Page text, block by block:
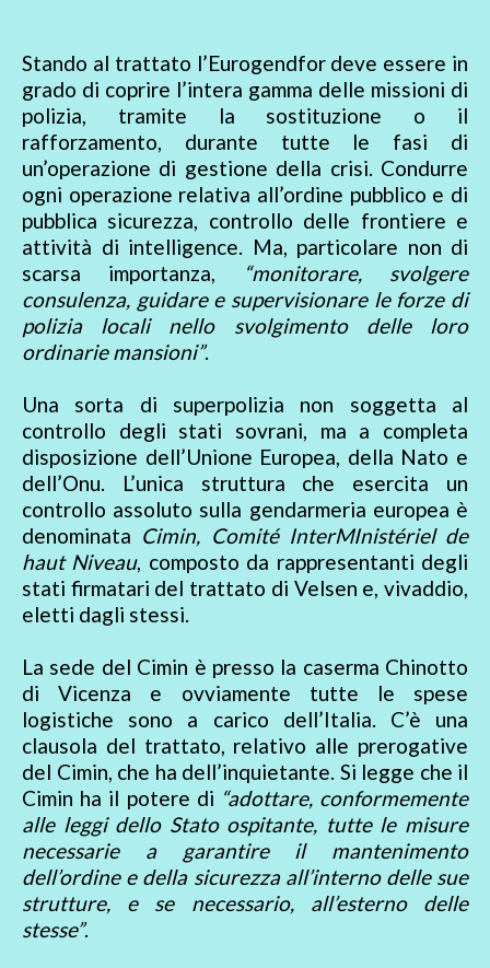
Stando al trattato l’Eurogendfor deve essere in
grado di coprire l’intera gamma delle missioni di
polizia, tramite la sostituzione o il
rafforzamento, durante tutte le fasi di
un’operazione di gestione della crisi. Condurre
ogni operazione relativa all’ordine pubblico e di
pubblica sicurezza, controllo delle frontiere e
attività di intelligence. Ma, particolare non di
scarsa importanza,
“monitorare, svolgere
consulenza, guidare e supervisionare le forze di
polizia locali nello svolgimento delle loro
ordinarie mansioni”.
Una sorta di superpolizia non soggetta al
controllo degli stati sovrani, ma a completa
disposizione dell’Unione Europea, della Nato e
dell’Onu. L’unica struttura che esercita un
controllo assoluto sulla gendarmeria europea è
denominata Cimin, Comité InterMInistériel de
haut Niveau, composto da rappresentanti degli
stati firmatari del trattato di Velsen e, vivaddio,
eletti dagli stessi.
La sede del Cimin è presso la caserma Chinotto
di Vicenza e ovviamente tutte le spese
logistiche sono a carico dell’Italia. C’è una
clausola del trattato, relativo alle prerogative
del Cimin, che ha dell’inquietante. Si legge che il
Cimin ha il potere di “adottare, conformemente
alle leggi dello Stato ospitante, tutte le misure
necessarie a garantire il mantenimento
dell’ordine e della sicurezza all’interno delle sue
strutture, e se necessario, all’esterno delle
stesse”.